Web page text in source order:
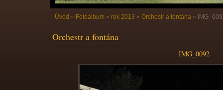
Úvod » Fotoalbum » rok 2013 » Orchestr a fontána »
Orchestr a fontána
IMG_0092